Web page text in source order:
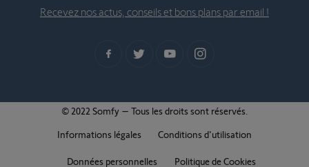
Recevez nos actus, conseils et bons plans par email !
© 2022 Somfy – Tous les droits sont réservés.
Informations légales
Conditions d'utilisation
Données personnelles Politique de Cookies